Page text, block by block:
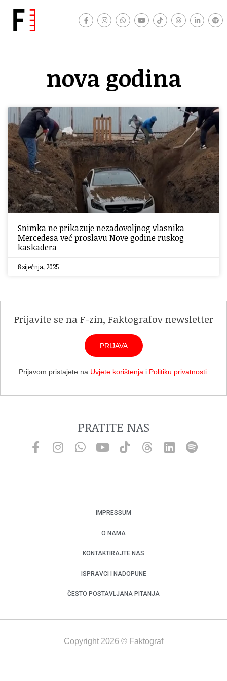
nova godina
Snimka ne prikazuje nezadovoljnog vlasnika
Mercedesa već proslavu Nove godine ruskog
kaskadera
8 siječnja, 2025
Prijavite se na F-zin, Faktografov newsletter
PRIJAVA
Prijavom pristajete na Uvjete korištenja i Politiku privatnosti.
PRATITE NAS
IMPRESSUM
O NAMA
KONTAKTIRAJTE NAS
ISPRAVCI I NADOPUNE
ČESTO POSTAVLJANA PITANJA
Copyright 2026 © Faktograf